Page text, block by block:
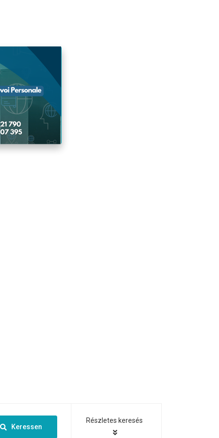
Keressen
Részletes keresés